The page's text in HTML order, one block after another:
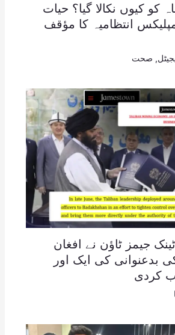
کو کیوں نکالا گیا؟ حیات
انتظامیہ کا مؤقف
صحت
جیمز ٹاؤن نے افغان
بدعنوانی کی ایک اور
کردی